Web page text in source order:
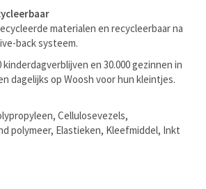
materialen en recycleerbaar na
back systeem.
kinderdagverblijven en 30.000 gezinnen in
dagelijks op Woosh voor hun kleintjes.
Cellulosevezels,
polymeer, Elastieken, Kleefmiddel, Inkt